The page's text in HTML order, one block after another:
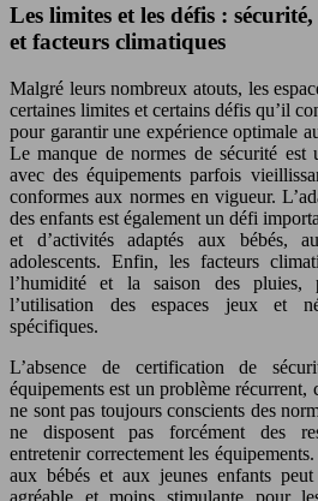
Les limites et les défis :
et facteurs climatiques
Malgré leurs nombreux atouts, les
certaines limites et certains défis qu’il
pour garantir une expérience optimale
Le manque de normes de sécurité est
avec des équipements parfois
conformes aux normes en vigueur.
des enfants est également un défi
et d’activités adaptés aux bébés,
adolescents. Enfin, les facteurs
l’humidité et la saison des pluies,
l’utilisation des espaces jeux et
spécifiques.
L’absence de certification de
équipements est un problème récurrent,
ne sont pas toujours conscients des
ne disposent pas forcément des
entretenir correctement les
aux bébés et aux jeunes enfants
agréable et moins stimulante pour